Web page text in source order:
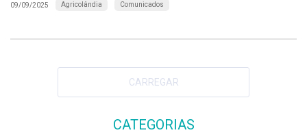
09/09/2025 Agricolândia Comunicados
CARREGAR
CATEGORIAS